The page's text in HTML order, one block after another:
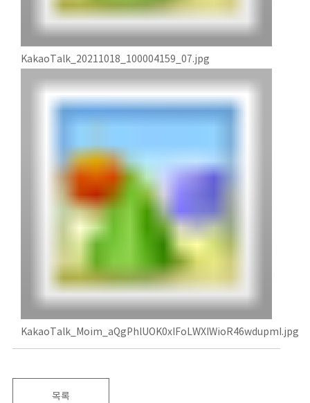
KakaoTalk_20211018_100004159_07.jpg
KakaoTalk_Moim_aQgPhlUOK0xIFoLWXIWioR46wdupmI.jpg
목록